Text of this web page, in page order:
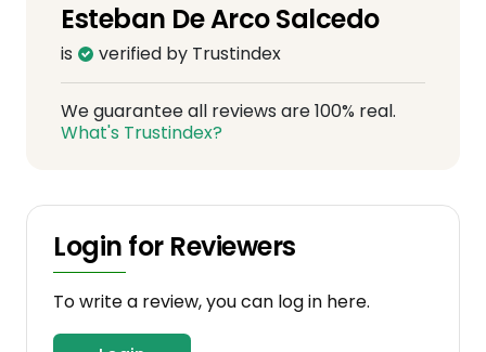
Esteban De Arco Salcedo
is verified by Trustindex
We guarantee all reviews are 100% real.
What's Trustindex?
Login for Reviewers
To write a review, you can log in here.